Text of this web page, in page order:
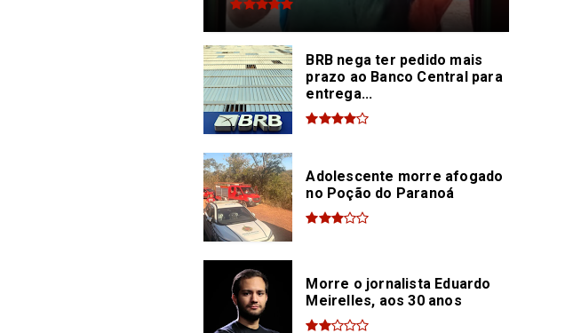
BRB nega ter pedido mais
prazo ao Banco Central para
entrega...
Adolescente morre afogado
no Poção do Paranoá
Morre o jornalista Eduardo
Meirelles, aos 30 anos